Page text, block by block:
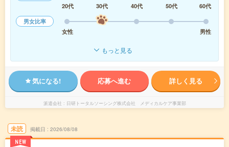
20代
30代 40代 50代
60代
男女比率
女性
男性
もっと見る
気になる! 応募へ進む 詳しく見る
派遣会社 日研トータルソーシング株式会社 メディカルケア事業部
未読
NEW
掲載日 2026/08/08